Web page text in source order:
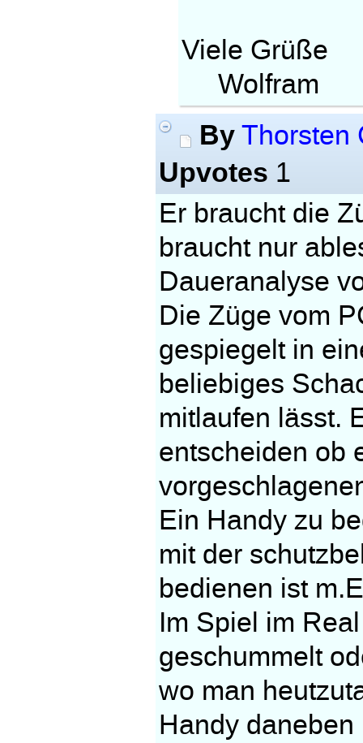
Viele Grüße
Wolfram
ByThorsten
Upvotes 1
Er braucht die
braucht nur
Daueranalyse
Die Züge vom
gespiegelt in
beliebiges
mitlaufen lässt.
entscheiden ob
Ein Handy zu
mit der
bedienen ist
Im Spiel im
geschummelt
wo man
Handy